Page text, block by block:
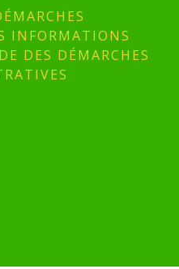
INFORMATIONS
DES DÉMARCHES